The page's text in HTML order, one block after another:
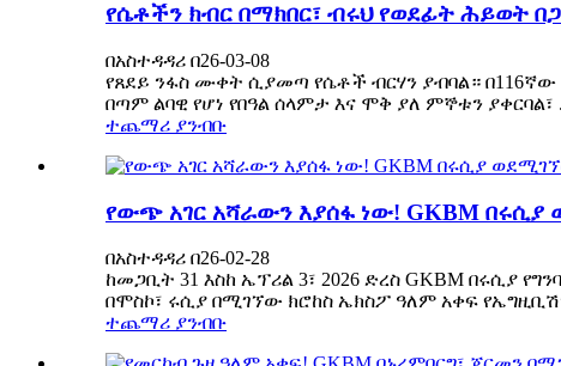
የሴቶችን ክብር በማክበር፣ ብሩህ የወደፊት ሕይወት
በአስተዳዳሪ በ26-03-08
የጸደይ ንፋስ ሙቀት ሲያመጣ የሴቶች ብርሃን ያብባል።
በጣም ልባዊ የሆነ የበዓል ሰላምታ እና ሞቅ ያለ ምኞቱን ያቀርባል፣
ተጨማሪ ያንብቡ
የውጭ አገር አሻራውን እያሰፋ ነው! GKBM
በአስተዳዳሪ በ26-02-28
ከመጋቢት 31 እስከ ኤፕሪል 3፣ 2026 ድረስ GKBM
በሞስኮ፣ ሩሲያ በሚገኘው ክሮከስ ኤክስፖ ዓለም አቀፍ
ተጨማሪ ያንብቡ